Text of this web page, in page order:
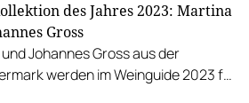
des Jahres 2023: Martina
Gross
Johannes Gross aus der
werden im Weinguide 2023 für